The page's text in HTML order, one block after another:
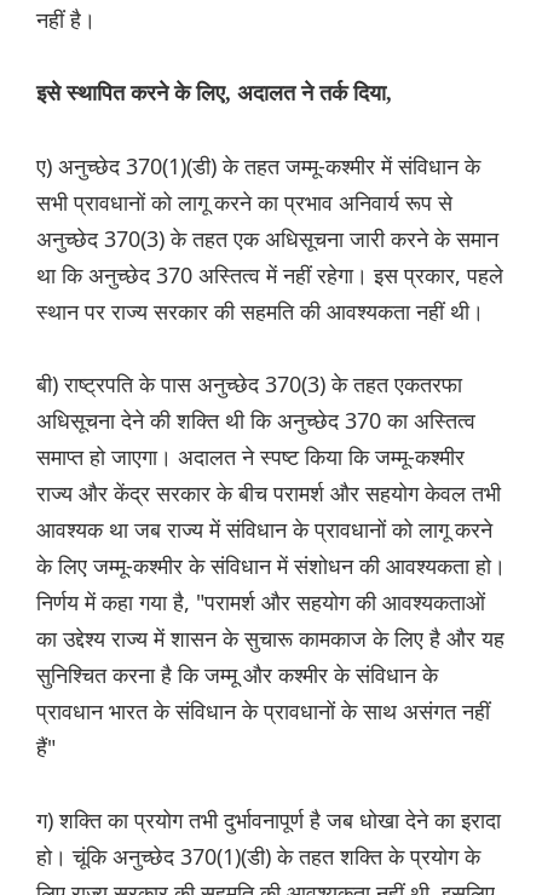
नहीं है।
इसे स्थापित करने के लिए, अदालत ने तर्क दिया,
ए) अनुच्छेद 370(1)(डी) के तहत जम्मू-कश्मीर में संविधान के
सभी प्रावधानों को लागू करने का प्रभाव अनिवार्य रूप से
अनुच्छेद 370(3) के तहत एक अधिसूचना जारी करने के समान
था कि अनुच्छेद 370 अस्तित्व में नहीं रहेगा। इस प्रकार, पहले
स्थान पर राज्य सरकार की सहमति की आवश्यकता नहीं थी।
बी) राष्ट्रपति के पास अनुच्छेद 370(3) के तहत एकतरफा
अधिसूचना देने की शक्ति थी कि अनुच्छेद 370 का अस्तित्व
समाप्त हो जाएगा। अदालत ने स्पष्ट किया कि जम्मू-कश्मीर
राज्य और केंद्र सरकार के बीच परामर्श और सहयोग केवल तभी
आवश्यक था जब राज्य में संविधान के प्रावधानों को लागू करने
के लिए जम्मू-कश्मीर के संविधान में संशोधन की आवश्यकता हो।
निर्णय में कहा गया है, "परामर्श और सहयोग की आवश्यकताओं
का उद्देश्य राज्य में शासन के सुचारू कामकाज के लिए है और यह
सुनिश्चित करना है कि जम्मू और कश्मीर के संविधान के
प्रावधान भारत के संविधान के प्रावधानों के साथ असंगत नहीं
हैं"
ग) शक्ति का प्रयोग तभी दुर्भावनापूर्ण है जब धोखा देने का इरादा
हो। चूंकि अनुच्छेद 370(1)(डी) के तहत शक्ति के प्रयोग के